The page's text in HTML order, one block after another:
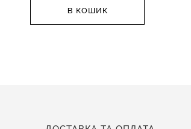
В КОШИК